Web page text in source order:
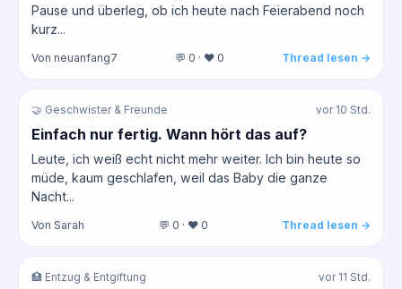
Pause und überleg, ob ich heute nach Feierabend noch
kurz...
Von neuanfang7 💬 0 · ❤️ 0 Thread lesen →
🤝 Geschwister & Freunde vor 10 Std.
Einfach nur fertig. Wann hört das auf?
Leute, ich weiß echt nicht mehr weiter. Ich bin heute so
müde, kaum geschlafen, weil das Baby die ganze
Nacht...
Von Sarah 💬 0 · ❤️ 0 Thread lesen →
🏥 Entzug & Entgiftung vor 11 Std.